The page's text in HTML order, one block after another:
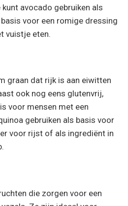
avocado gebruiken als
voor een romige dressing
vuistje eten.
graan dat rijk is aan eiwitten
ook nog eens glutenvrij,
voor mensen met een
gebruiken als basis voor
voor rijst of als ingrediënt in
die zorgen voor een